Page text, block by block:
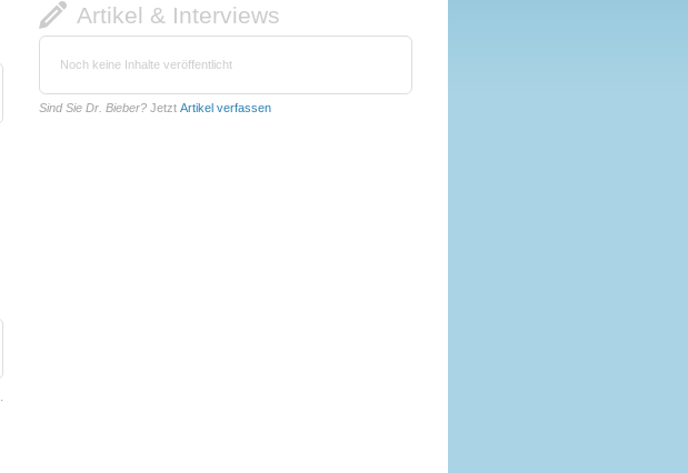
.
Artikel & Interviews
Noch keine Inhalte veröffentlicht
Sind Sie Dr. Bieber? Jetzt Artikel verfassen